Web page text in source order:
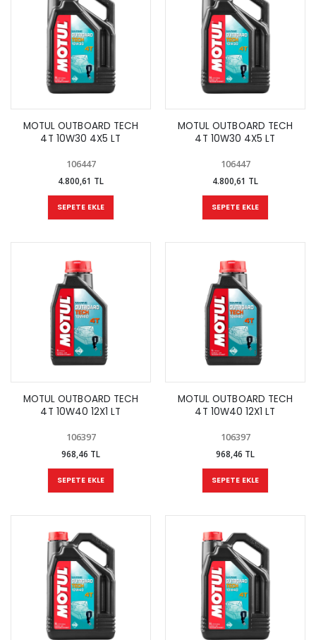
MOTUL OUTBOARD TECH
4T 10W30 4X5 LT
106447
4.800,61 TL
SEPETE EKLE
MOTUL OUTBOARD TECH
4T 10W30 4X5 LT
106447
4.800,61 TL
SEPETE EKLE
MOTUL OUTBOARD TECH
4T 10W40 12X1 LT
106397
968,46 TL
SEPETE EKLE
MOTUL OUTBOARD TECH
4T 10W40 12X1 LT
106397
968,46 TL
SEPETE EKLE